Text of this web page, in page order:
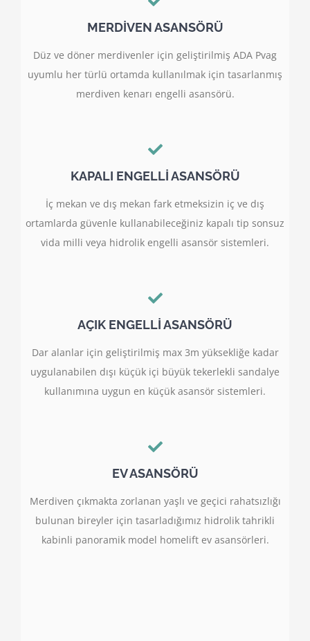
MERDİVEN ASANSÖRÜ
Düz ve döner merdivenler için geliştirilmiş ADA Pvag
uyumlu her türlü ortamda kullanılmak için tasarlanmış
merdiven kenarı engelli asansörü.
KAPALI ENGELLİ ASANSÖRÜ
İç mekan ve dış mekan fark etmeksizin iç ve dış
ortamlarda güvenle kullanabileceğiniz kapalı tip sonsuz
vida milli veya hidrolik engelli asansör sistemleri.
AÇIK ENGELLİ ASANSÖRÜ
Dar alanlar için geliştirilmiş max 3m yüksekliğe kadar
uygulanabilen dışı küçük içi büyük tekerlekli sandalye
kullanımına uygun en küçük asansör sistemleri.
EV ASANSÖRÜ
Merdiven çıkmakta zorlanan yaşlı ve geçici rahatsızlığı
bulunan bireyler için tasarladığımız hidrolik tahrikli
kabinli panoramik model homelift ev asansörleri.